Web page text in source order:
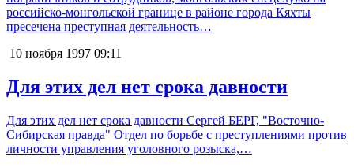
российско-монгольской границе в районе города Кяхты
пресечена преступная деятельность…
10 ноября 1997 09:11
Для этих дел нет срока давности
Для этих дел нет срока давности Сергей БЕРГ, "Восточно-
Сибирская правда" Отдел по борьбе с преступлениями против
личности управления уголовного розыска,…